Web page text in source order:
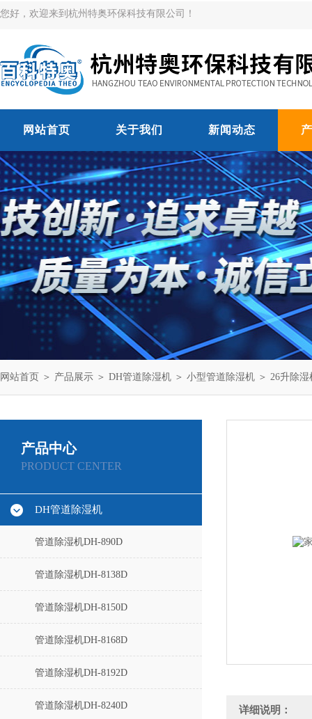
您好，欢迎来到杭州特奥环保科技有限公司！
网站首页 关于我们 新闻动态
网站首页 ＞ 产品展示 ＞ DH管道除湿机 ＞ 小型管道除湿机 ＞ 26升除
产品中心
PRODUCT CENTER
DH管道除湿机
管道除湿机DH-890D
管道除湿机DH-8138D
管道除湿机DH-8150D
管道除湿机DH-8168D
管道除湿机DH-8192D
管道除湿机DH-8240D 详细说明：